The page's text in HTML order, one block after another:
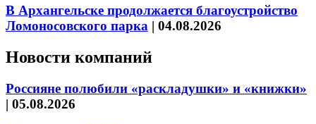
В Архангельске продолжается благоустройство
Ломоносовского парка | 04.08.2026
Новости компаний
Россияне полюбили «раскладушки» и «книжки»
| 05.08.2026